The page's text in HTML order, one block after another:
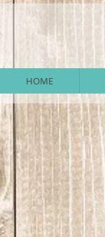
HOME